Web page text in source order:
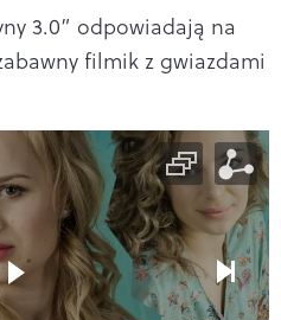
3.0” odpowiadają na
filmik z gwiazdami